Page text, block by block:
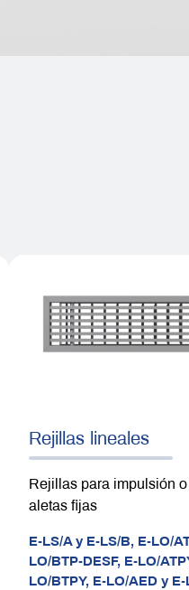
Rejillas lineales
Rejillas para impulsión
aletas fijas
E-LS/A y E-LS/B, E-LO/
LO/BTP-DESF, E-LO/
LO/BTPY, E-LO/AED y